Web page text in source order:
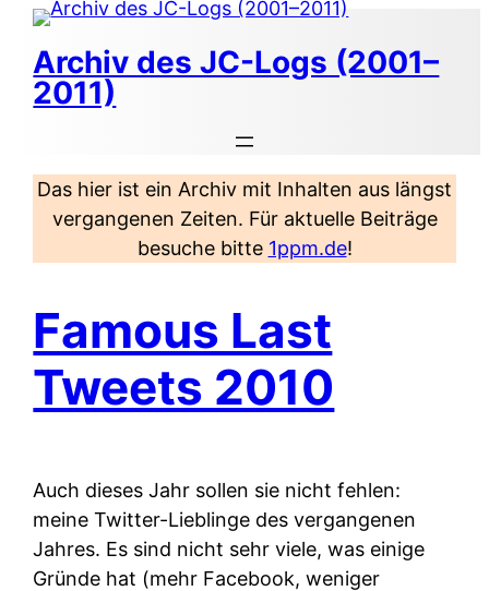
Zum
Inhalt
springen
Archiv des JC-Logs (2001–
2011)
Das hier ist ein Archiv mit Inhalten aus längst
vergangenen Zeiten. Für aktuelle Beiträge
besuche bitte 1ppm.de!
Famous Last
Tweets 2010
Auch dieses Jahr sollen sie nicht fehlen:
meine Twitter-Lieblinge des vergangenen
Jahres. Es sind nicht sehr viele, was einige
Gründe hat (mehr Facebook, weniger